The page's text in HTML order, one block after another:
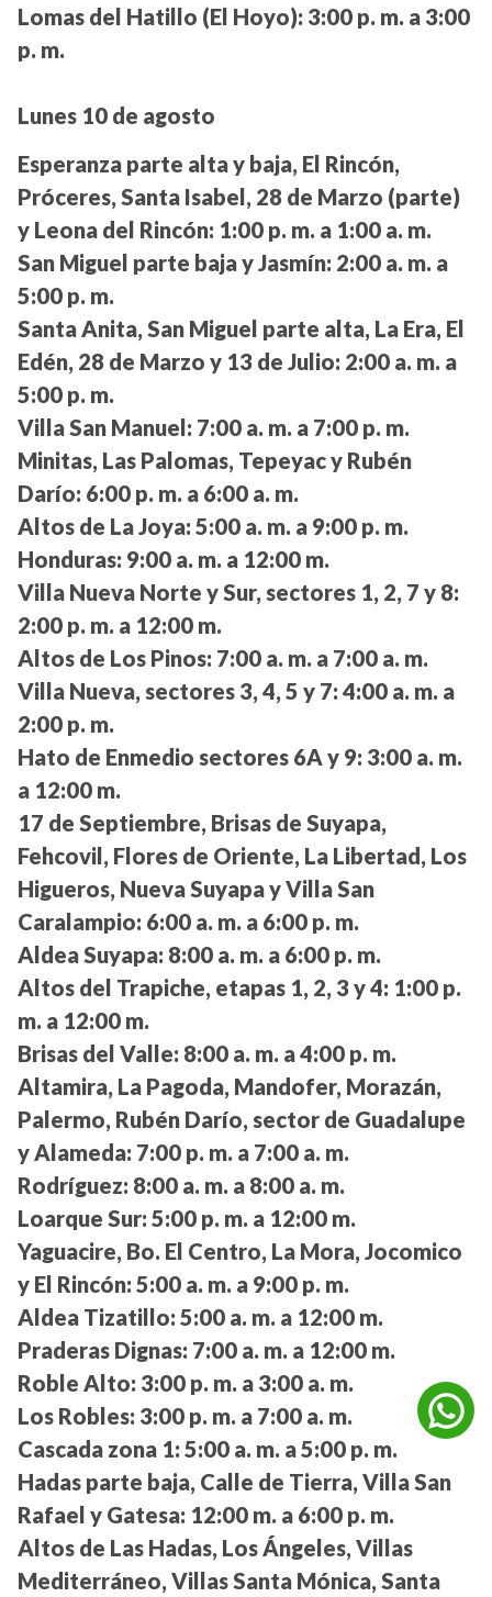
Lomas del Hatillo (El Hoyo): 3:00 p. m. a 3:00
p. m.
Lunes 10 de agosto
Esperanza parte alta y baja, El Rincón,
Próceres, Santa Isabel, 28 de Marzo (parte)
y Leona del Rincón: 1:00 p. m. a 1:00 a. m.
San Miguel parte baja y Jasmín: 2:00 a. m. a
5:00 p. m.
Santa Anita, San Miguel parte alta, La Era, El
Edén, 28 de Marzo y 13 de Julio: 2:00 a. m. a
5:00 p. m.
Villa San Manuel: 7:00 a. m. a 7:00 p. m.
Minitas, Las Palomas, Tepeyac y Rubén
Darío: 6:00 p. m. a 6:00 a. m.
Altos de La Joya: 5:00 a. m. a 9:00 p. m.
Honduras: 9:00 a. m. a 12:00 m.
Villa Nueva Norte y Sur, sectores 1, 2, 7 y 8:
2:00 p. m. a 12:00 m.
Altos de Los Pinos: 7:00 a. m. a 7:00 a. m.
Villa Nueva, sectores 3, 4, 5 y 7: 4:00 a. m. a
2:00 p. m.
Hato de Enmedio sectores 6A y 9: 3:00 a. m.
a 12:00 m.
17 de Septiembre, Brisas de Suyapa,
Fehcovil, Flores de Oriente, La Libertad, Los
Higueros, Nueva Suyapa y Villa San
Caralampio: 6:00 a. m. a 6:00 p. m.
Aldea Suyapa: 8:00 a. m. a 6:00 p. m.
Altos del Trapiche, etapas 1, 2, 3 y 4: 1:00 p.
m. a 12:00 m.
Brisas del Valle: 8:00 a. m. a 4:00 p. m.
Altamira, La Pagoda, Mandofer, Morazán,
Palermo, Rubén Darío, sector de Guadalupe
y Alameda: 7:00 p. m. a 7:00 a. m.
Rodríguez: 8:00 a. m. a 8:00 a. m.
Loarque Sur: 5:00 p. m. a 12:00 m.
Yaguacire, Bo. El Centro, La Mora, Jocomico
y El Rincón: 5:00 a. m. a 9:00 p. m.
Aldea Tizatillo: 5:00 a. m. a 12:00 m.
Praderas Dignas: 7:00 a. m. a 12:00 m.
Roble Alto: 3:00 p. m. a 3:00 a. m.
Los Robles: 3:00 p. m. a 7:00 a. m.
Cascada zona 1: 5:00 a. m. a 5:00 p. m.
Hadas parte baja, Calle de Tierra, Villa San
Rafael y Gatesa: 12:00 m. a 6:00 p. m.
Altos de Las Hadas, Los Ángeles, Villas
Mediterráneo, Villas Santa Mónica, Santa